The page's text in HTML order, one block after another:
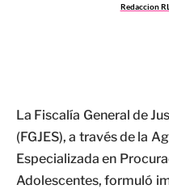
Redaccion
La Fiscalía General de
(FGJES), a través de la
Especializada en
Adolescentes, formuló